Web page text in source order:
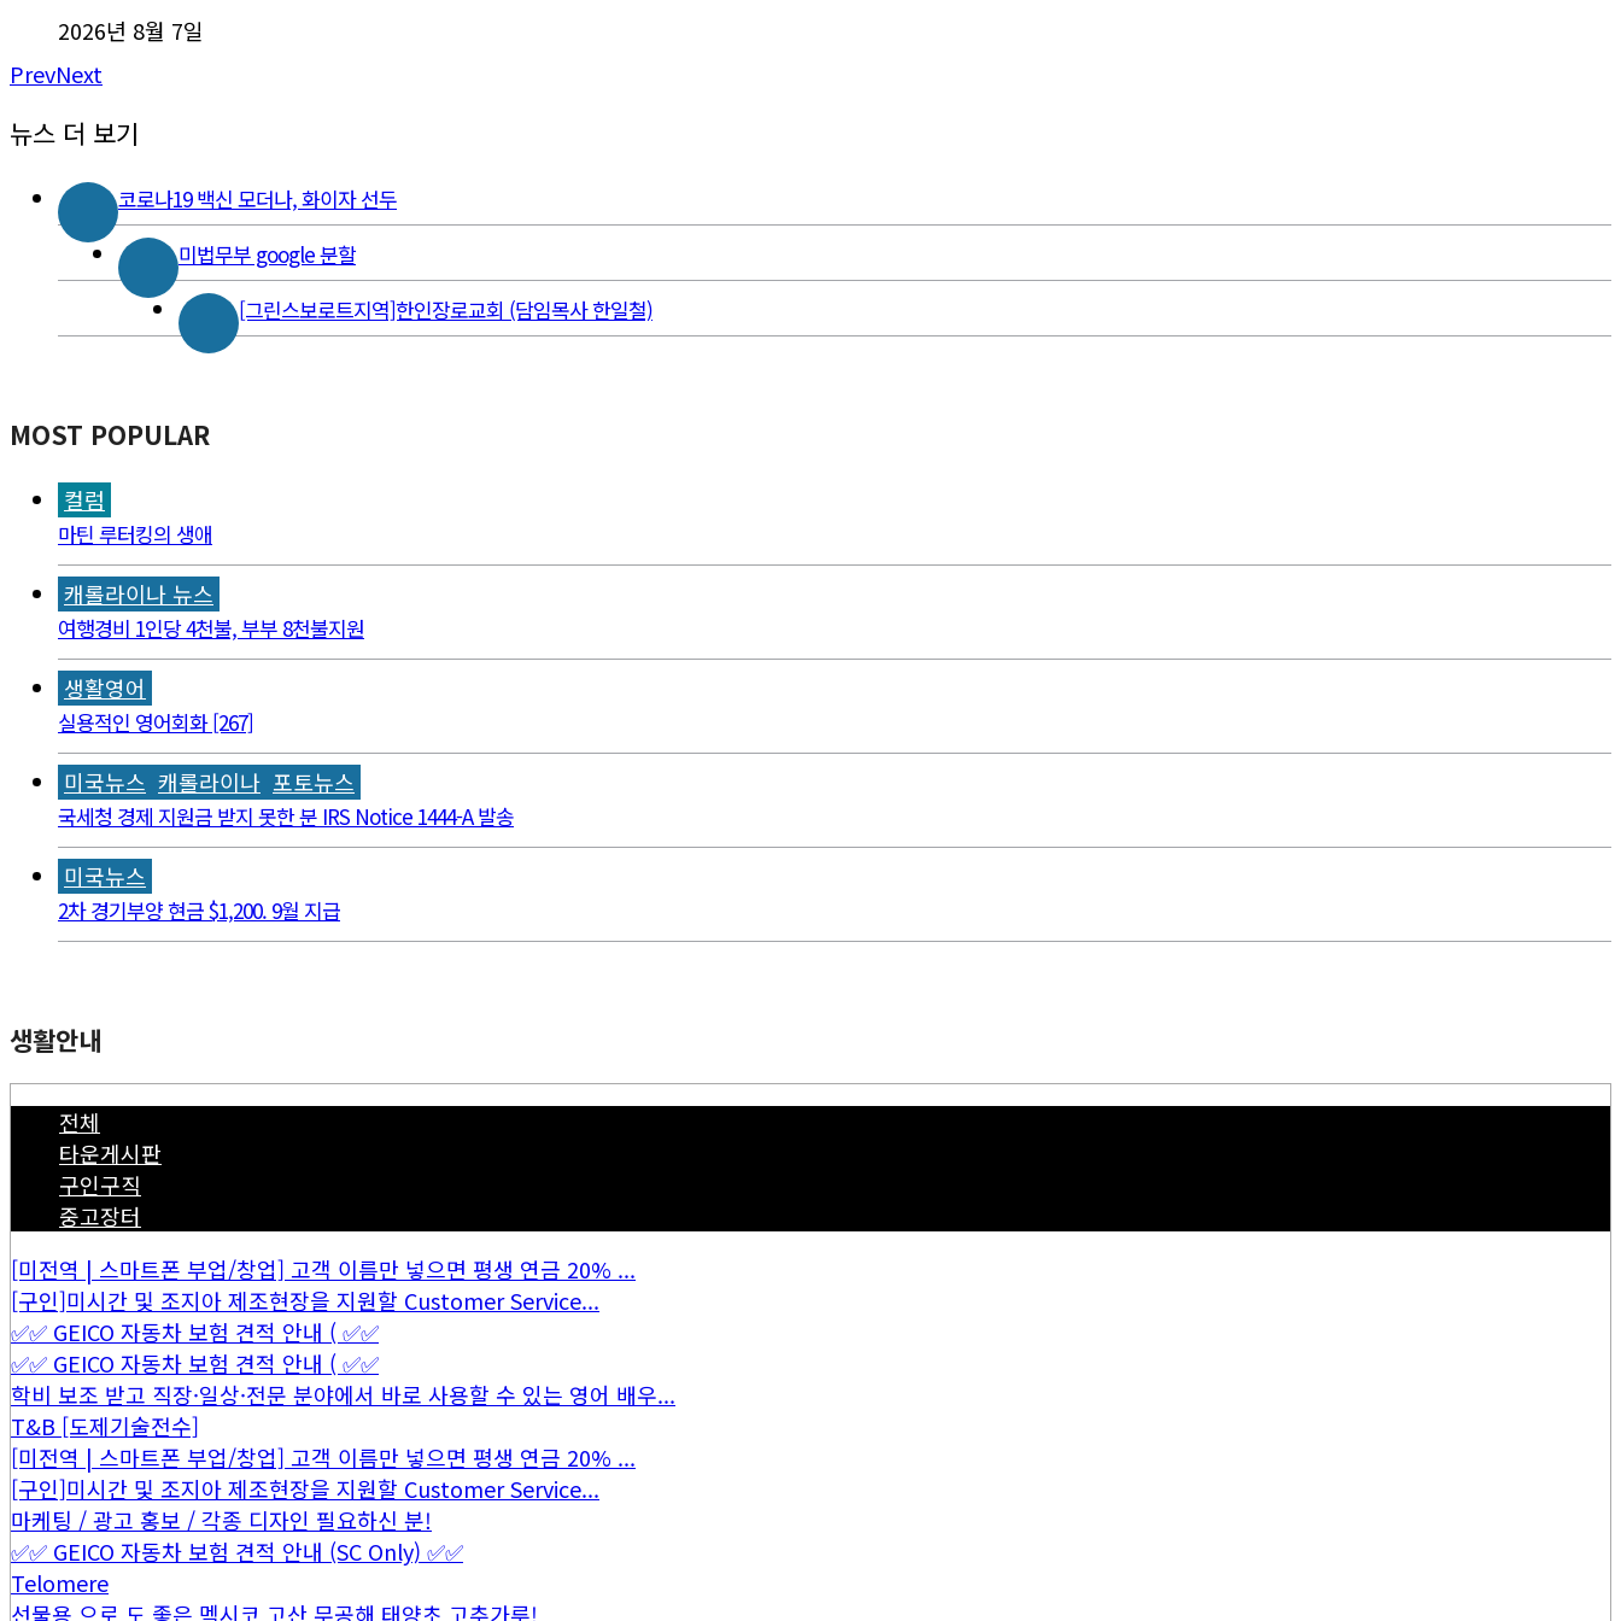
2026년 8월 7일
PrevNext
뉴스 더 보기
코로나19 백신 모더나, 화이자 선두
미법무부 google 분할
[그린스보로트지역]한인장로교회 (담임목사 한일철)
MOST POPULAR
컬럼
마틴 루터킹의 생애
캐롤라이나 뉴스
여행경비 1인당 4천불, 부부 8천불지원
생활영어
실용적인 영어회화 [267]
미국뉴스 캐롤라이나 포토뉴스
국세청 경제 지원금 받지 못한 분 IRS Notice 1444-A 발송
미국뉴스
2차 경기부양 현금 $1,200. 9월 지급
생활안내
전체
타운게시판
구인구직
중고장터
[미전역 | 스마트폰 부업/창업] 고객 이름만 넣으면 평생 연금 20% ...
[구인]미시간 및 조지아 제조현장을 지원할 Customer Service...
✅✅ GEICO 자동차 보험 견적 안내 ( ✅✅
✅✅ GEICO 자동차 보험 견적 안내 ( ✅✅
학비 보조 받고 직장·일상·전문 분야에서 바로 사용할 수 있는 영어 배우...
T&B [도제기술전수]
[미전역 | 스마트폰 부업/창업] 고객 이름만 넣으면 평생 연금 20% ...
[구인]미시간 및 조지아 제조현장을 지원할 Customer Service...
마케팅 / 광고 홍보 / 각종 디자인 필요하신 분!
✅✅ GEICO 자동차 보험 견적 안내 (SC Only) ✅✅
Telomere
선물용 으로 도 좋은 멕시코 고산 무공해 태양초 고추가루!